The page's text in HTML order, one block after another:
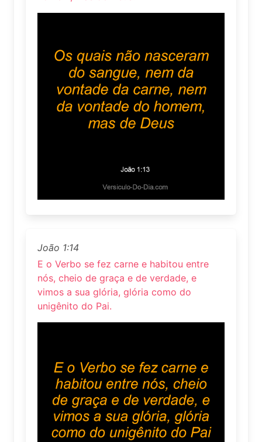
João 1:14
E o Verbo se fez carne e habitou entre
nós, cheio de graça e de verdade, e
vimos a sua glória, glória como do
unigênito do Pai.